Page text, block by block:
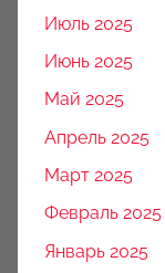
Июль 2025
Июнь 2025
Май 2025
Апрель 2025
Март 2025
Февраль 2025
Январь 2025